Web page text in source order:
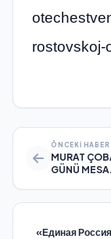
rostovskoj-
ÖNCEKI HABER
MURAT
GÜNÜ
«Единая